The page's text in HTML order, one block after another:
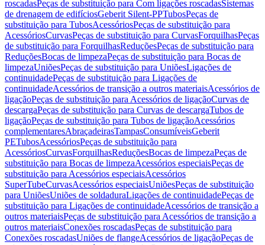
roscadasPeças de substituição para Com ligações roscadasSistemas
de drenagem de edifíciosGeberit Silent-PPTubosPeças de
substituição para TubosAcessóriosPeças de substituição para
AcessóriosCurvasPeças de substituição para CurvasForquilhasPeças
de substituição para ForquilhasReduçõesPeças de substituição para
ReduçõesBocas de limpezaPeças de substituição para Bocas de
limpezaUniõesPeças de substituição para UniõesLigações de
continuidadePeças de substituição para Ligações de
continuidadeAcessórios de transição a outros materiaisAcessórios de
ligaçãoPeças de substituição para Acessórios de ligaçãoCurvas de
descargaPeças de substituição para Curvas de descargaTubos de
ligaçãoPeças de substituição para Tubos de ligaçãoAcessórios
complementaresAbraçadeirasTampasConsumíveisGeberit
PETubosAcessóriosPeças de substituição para
AcessóriosCurvasForquilhasReduçõesBocas de limpezaPeças de
substituição para Bocas de limpezaAcessórios especiaisPeças de
substituição para Acessórios especiaisAcessórios
SuperTubeCurvasAcessórios especiaisUniõesPeças de substituição
para UniõesUniões de soldaduraLigações de continuidadePeças de
substituição para Ligações de continuidadeAcessórios de transição a
outros materiaisPeças de substituição para Acessórios de transição a
outros materiaisConexões roscadasPeças de substituição para
Conexões roscadasUniões de flangeAcessórios de ligaçãoPeças de